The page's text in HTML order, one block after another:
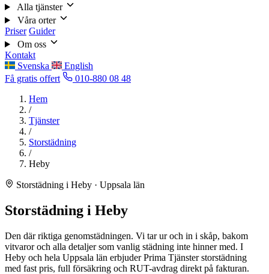
Alla tjänster
Våra orter
Priser Guider
Om oss
Kontakt
Svenska
English
Få gratis offert
010-880 08 48
Hem
/
Tjänster
/
Storstädning
/
Heby
Storstädning i Heby · Uppsala län
Storstädning i Heby
Den där riktiga genomstädningen. Vi tar ur och in i skåp, bakom
vitvaror och alla detaljer som vanlig städning inte hinner med. I
Heby och hela Uppsala län erbjuder Prima Tjänster storstädning
med fast pris, full försäkring och RUT-avdrag direkt på fakturan.